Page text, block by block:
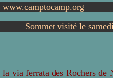
www.camptocamp.org
Sommet visité le
via ferrata des Rochers de